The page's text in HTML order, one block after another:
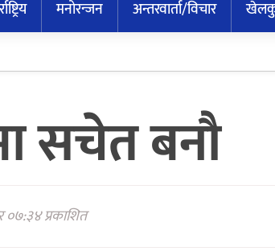
मनोरन्जन अन्तरवार्ता/विचार
सचेत बनौ
०७:३४ प्रकाशित